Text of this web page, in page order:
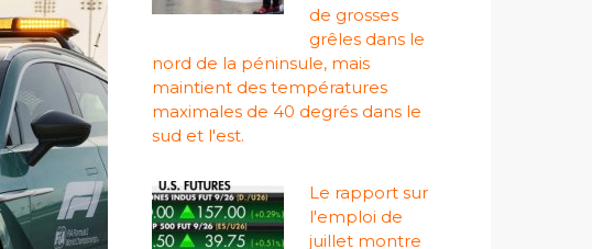
de grosses
grêles dans le
nord de la péninsule, mais
maintient des températures
maximales de 40 degrés dans le
sud et l'est.
Le rapport sur
l'emploi de
juillet montre